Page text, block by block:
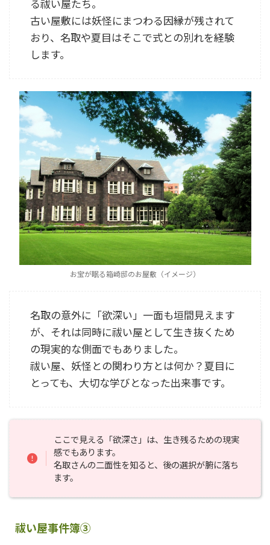
る祓い屋たち。
古い屋敷には妖怪にまつわる因縁が残されて
おり、名取や夏目はそこで式との別れを経験
します。
お宝が眠る箱崎邸のお屋敷（イメージ）
名取の意外に「欲深い」一面も垣間見えます
が、それは同時に祓い屋として生き抜くため
の現実的な側面でもありました。
祓い屋、妖怪との関わり方とは何か？夏目に
とっても、大切な学びとなった出来事です。
ここで見える「欲深さ」は、生き残るための現実
感でもあります。
名取さんの二面性を知ると、後の選択が腑に落ち
ます。
祓い屋事件簿③